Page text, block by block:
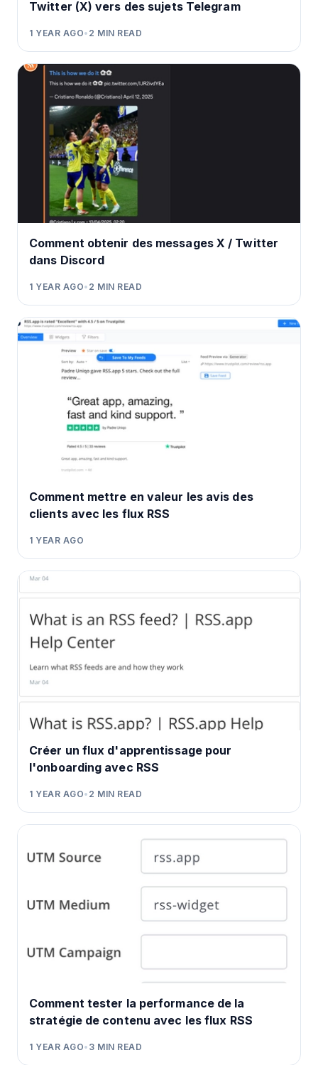
Twitter (X) vers des sujets Telegram
1 YEAR AGO• 2 MIN READ
Comment obtenir des messages X / Twitter
dans Discord
1 YEAR AGO• 2 MIN READ
Comment mettre en valeur les avis des
clients avec les flux RSS
1 YEAR AGO
Créer un flux d'apprentissage pour
l'onboarding avec RSS
1 YEAR AGO• 2 MIN READ
Comment tester la performance de la
stratégie de contenu avec les flux RSS
1 YEAR AGO• 3 MIN READ